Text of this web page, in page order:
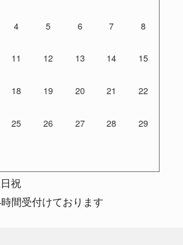
4 5 6 7 8
11 12 13 14 15
18 19 20 21 22
25 26 27 28 29
祝
間受付けております